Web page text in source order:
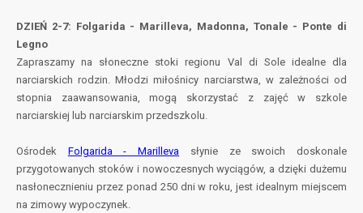
DZIEŃ 2-7: Folgarida - Marilleva, Madonna, Tonale - Ponte di
Legno
Zapraszamy na słoneczne stoki regionu Val di Sole idealne dla
narciarskich rodzin. Młodzi miłośnicy narciarstwa, w zależności od
stopnia zaawansowania, mogą skorzystać z zajęć w szkole
narciarskiej lub narciarskim przedszkolu.
Ośrodek Folgarida - Marilleva słynie ze swoich doskonale
przygotowanych stoków i nowoczesnych wyciągów, a dzięki dużemu
nasłonecznieniu przez ponad 250 dni w roku, jest idealnym miejscem
na zimowy wypoczynek.